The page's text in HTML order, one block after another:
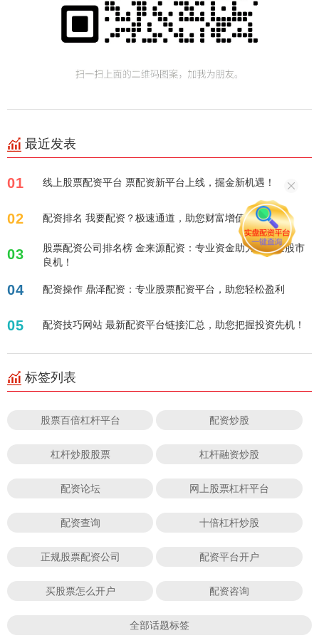
最近发表
01 线上股票配资平台 票配资新平台上线，掘金新机遇！
02 配资排名 我要配资？极速通道，助您财富增值！
03
股票配资公司排名榜 金来源配资：专业资金助力，掘金股市
良机！
04 配资操作 鼎泽配资：专业股票配资平台，助您轻松盈利
05 配资技巧网站 最新配资平台链接汇总，助您把握投资先机！
标签列表
股票百倍杠杆平台 配资炒股
杠杆炒股股票 杠杆融资炒股
配资论坛 网上股票杠杆平台
配资查询 十倍杠杆炒股
正规股票配资公司 配资平台开户
买股票怎么开户 配资咨询
全部话题标签